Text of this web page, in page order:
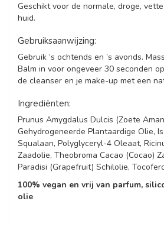
Geschikt voor de normale, droge,
huid.
Gebruiksaanwijzing:
Gebruik ’s ochtends en ’s avonds.
Balm in voor ongeveer 30 seconden
de cleanser en je make-up met een
Ingrediënten:
Prunus Amygdalus Dulcis (Zoete
Gehydrogeneerde Plantaardige Olie,
Squalaan, Polyglyceryl-4 Oleaat,
Zaadolie, Theobroma Cacao (Cocao)
Paradisi (Grapefruit) Schilolie,
100% vegan en vrij van parfum,
olie